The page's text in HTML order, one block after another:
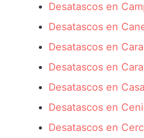
Desatascos en
Desatascos en
Desatascos en
Desatascos en
Desatascos en
Desatascos en
Desatascos en